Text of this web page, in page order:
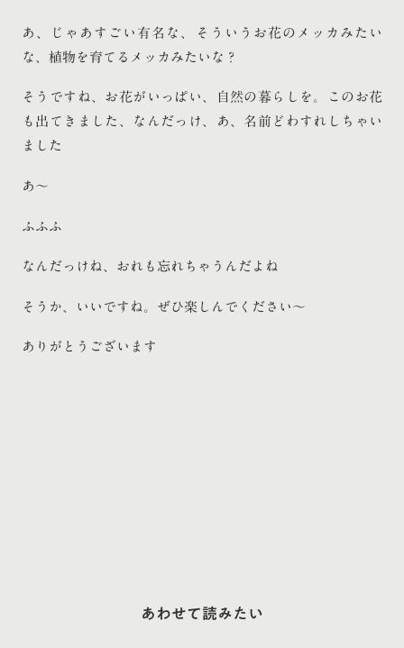
あ、じゃあすごい有名な、そういうお花のメッカみたい
な、植物を育てるメッカみたいな？
そうですね、お花がいっぱい、自然の暮らしを。このお花
も出てきました、なんだっけ、あ、名前どわすれしちゃい
ました
あ〜
ふふふ
なんだっけね、おれも忘れちゃうんだよね
そうか、いいですね。ぜひ楽しんでください〜
ありがとうございます
あわせて読みたい